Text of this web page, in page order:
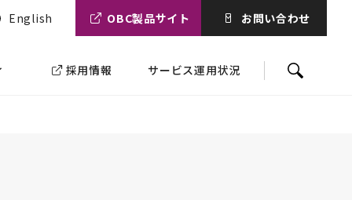
English OBC製品サイト お問い合わせ
採用情報 サービス運用状況